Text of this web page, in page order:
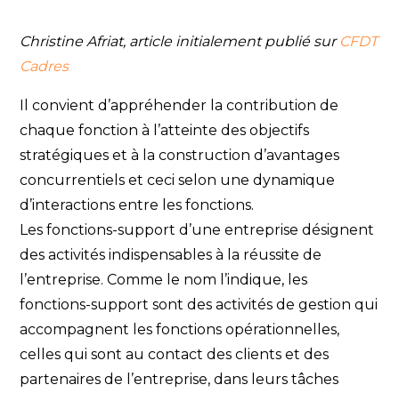
Christine Afriat, article initialement publié sur CFDT
Cadres
Il convient d’appréhender la contribution de
chaque fonction à l’atteinte des objectifs
stratégiques et à la construction d’avantages
concurrentiels et ceci selon une dynamique
d’interactions entre les fonctions.
Les fonctions-support d’une entreprise désignent
des activités indispensables à la réussite de
l’entreprise. Comme le nom l’indique, les
fonctions-support sont des activités de gestion qui
accompagnent les fonctions opérationnelles,
celles qui sont au contact des clients et des
partenaires de l’entreprise, dans leurs tâches